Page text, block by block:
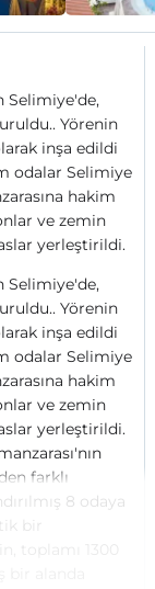
Selimiye'de,
Yörenin
inşa edildi
odalar Selimiye
hakim
ve zemin
yerleştirildi.
Selimiye'de,
Yörenin
inşa edildi
odalar Selimiye
hakim
ve zemin
yerleştirildi.
farklı
8 odaya
bir